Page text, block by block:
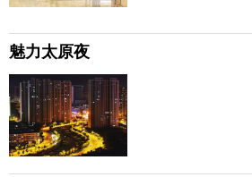
魅力太原夜